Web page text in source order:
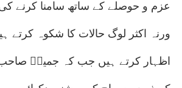
عزم و حوصلے کے ساتھ سامنا کرنے
ورنہ اکثر لوگ حالات کا شکوہ کرتے
اظہار کرتے ہیں جب کہ جمیلؔ